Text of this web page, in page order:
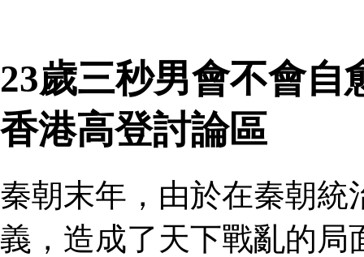
23歲三秒男會不會自
香港高登討論區
秦朝末年，由於在秦朝統
義，造成了天下戰亂的局